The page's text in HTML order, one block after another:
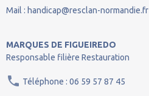
Mail : handicap@resclan-normandie.fr
MARQUES DE FIGUEIREDO
Responsable filière Restauration
Téléphone : 06 59 57 87 45